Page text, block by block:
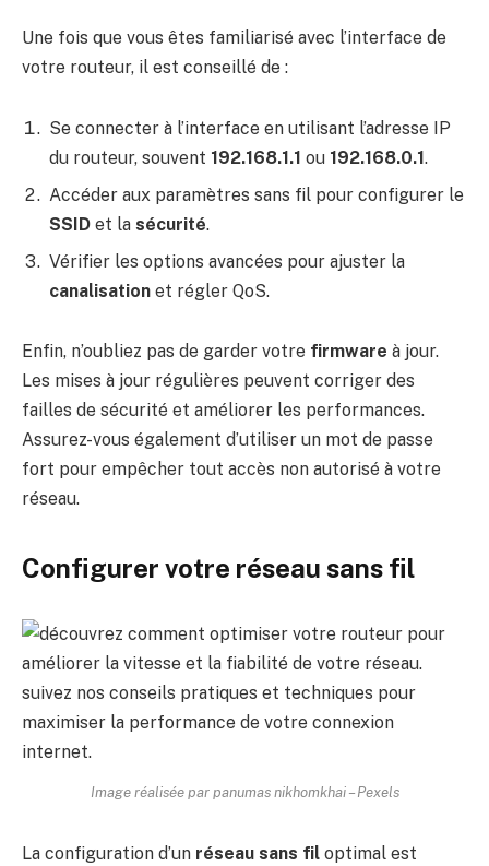
Une fois que vous êtes familiarisé avec l’interface de
votre routeur, il est conseillé de :
Se connecter à l’interface en utilisant l’adresse IP
du routeur, souvent 192.168.1.1 ou 192.168.0.1.
Accéder aux paramètres sans fil pour configurer le
SSID et la sécurité.
Vérifier les options avancées pour ajuster la
canalisation et régler QoS.
Enfin, n’oubliez pas de garder votre firmware à jour.
Les mises à jour régulières peuvent corriger des
failles de sécurité et améliorer les performances.
Assurez-vous également d’utiliser un mot de passe
fort pour empêcher tout accès non autorisé à votre
réseau.
Configurer votre réseau sans fil
Image réalisée par panumas nikhomkhai – Pexels
La configuration d’un réseau sans fil optimal est